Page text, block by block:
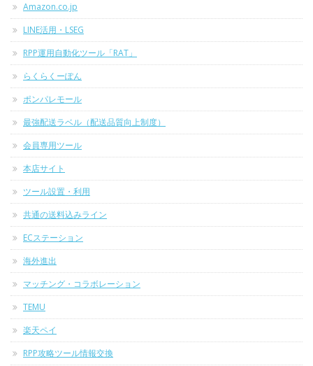
Amazon.co.jp
LINE活用・LSEG
RPP運用自動化ツール「RAT」
らくらくーぽん
ポンパレモール
最強配送ラベル（配送品質向上制度）
会員専用ツール
本店サイト
ツール設置・利用
共通の送料込みライン
ECステーション
海外進出
マッチング・コラボレーション
TEMU
楽天ペイ
RPP攻略ツール情報交換